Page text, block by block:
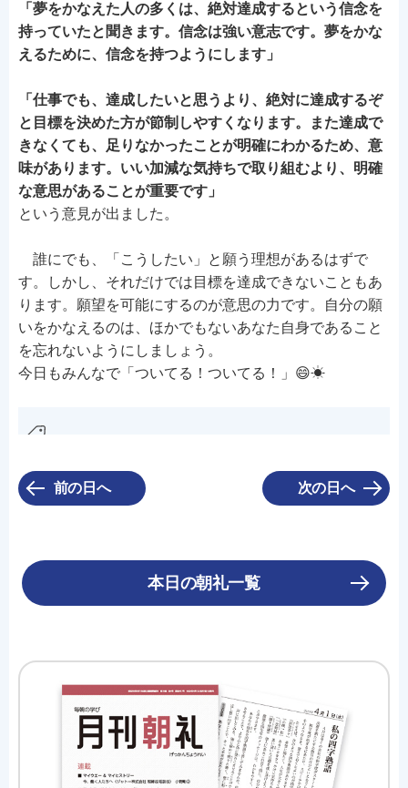
「夢をかなえた人の多くは、絶対達成するという信念を
持っていたと聞きます。信念は強い意志です。夢をかな
えるために、信念を持つようにします」
「仕事でも、達成したいと思うより、絶対に達成するぞ
と目標を決めた方が節制しやすくなります。また達成で
きなくても、足りなかったことが明確にわかるため、意
味があります。いい加減な気持ちで取り組むより、明確
な意思があることが重要です」
という意見が出ました。
誰にでも、「こうしたい」と願う理想があるはずで
す。しかし、それだけでは目標を達成できないこともあ
ります。願望を可能にするのが意思の力です。自分の願
いをかなえるのは、ほかでもないあなた自身であること
を忘れないようにしましょう。
今日もみんなで「ついてる！ついてる！」😄☀
前の日へ 次の日へ
本日の朝礼一覧